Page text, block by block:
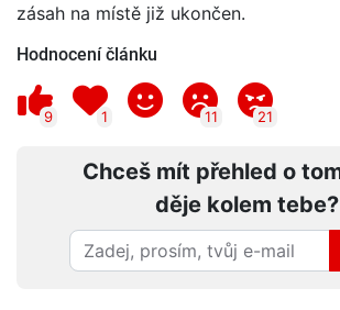
zásah na místě již ukončen.
Hodnocení článku
9 1 11 21
Chceš mít přehled o
děje kolem tebe?